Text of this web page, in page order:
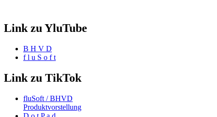
Link zu YluTube
B H V D
f l u S o f t
Link zu TikTok
fluSoft / BHVD
Produktvorstellung